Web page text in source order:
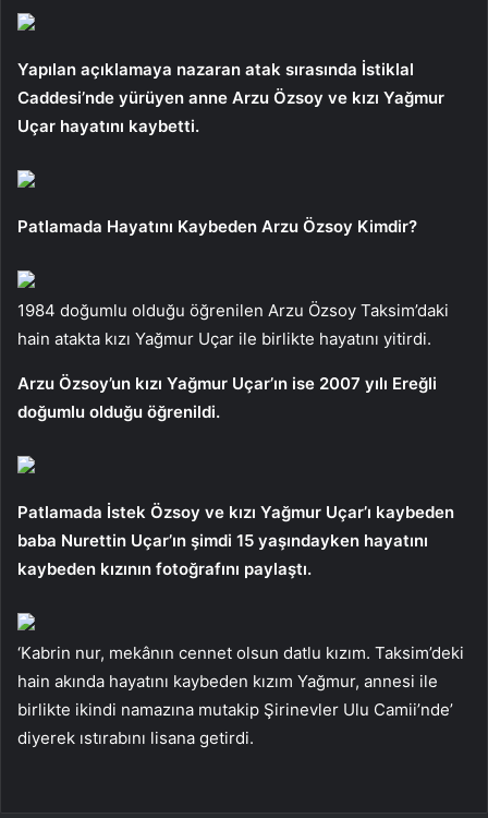
Yapılan açıklamaya nazaran atak sırasında İstiklal
Caddesi’nde yürüyen anne Arzu Özsoy ve kızı Yağmur
Uçar hayatını kaybetti.
Patlamada Hayatını Kaybeden Arzu Özsoy Kimdir?
1984 doğumlu olduğu öğrenilen Arzu Özsoy Taksim’daki
hain atakta kızı Yağmur Uçar ile birlikte hayatını yitirdi.
Arzu Özsoy’un kızı Yağmur Uçar’ın ise 2007 yılı Ereğli
doğumlu olduğu öğrenildi.
Patlamada İstek Özsoy ve kızı Yağmur Uçar’ı kaybeden
baba Nurettin Uçar’ın şimdi 15 yaşındayken hayatını
kaybeden kızının fotoğrafını paylaştı.
‘Kabrin nur, mekânın cennet olsun datlu kızım. Taksim’deki
hain akında hayatını kaybeden kızım Yağmur, annesi ile
birlikte ikindi namazına mutakip Şirinevler Ulu Camii’nde’
diyerek ıstırabını lisana getirdi.